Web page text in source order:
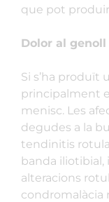
que pot
Dolor al
Si s’ha produït
principalment
menisc. Les
degudes a la
tendinitis
banda iliotibial,
alteracions
condromalàcia